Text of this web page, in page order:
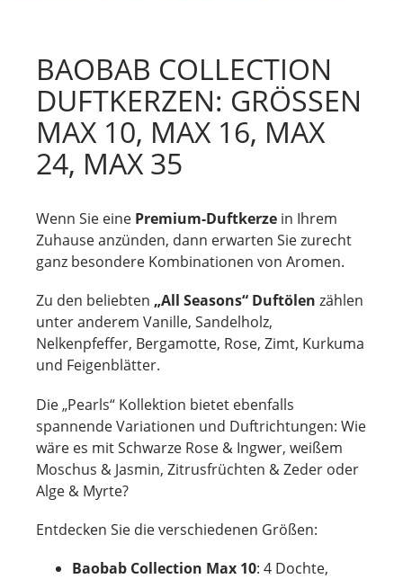
BAOBAB COLLECTION
DUFTKERZEN: GRÖSSEN M
AX 10, MAX 16, MAX 2
4, MAX 35
Wenn Sie eine Premium-Duftkerze in Ihrem
Zuhause anzünden, dann erwarten Sie zurecht
ganz besondere Kombinationen von Aromen.
Zu den beliebten „All Seasons“ Duftölen zählen
unter anderem Vanille, Sandelholz,
Nelkenpfeffer, Bergamotte, Rose, Zimt, Kurkuma
und Feigenblätter.
Die „Pearls“ Kollektion bietet ebenfalls
spannende Variationen und Duftrichtungen: Wie
wäre es mit Schwarze Rose & Ingwer, weißem
Moschus & Jasmin, Zitrusfrüchten & Zeder oder
Alge & Myrte?
Entdecken Sie die verschiedenen Größen:
Baobab Collection Max 10: 4 Dochte,